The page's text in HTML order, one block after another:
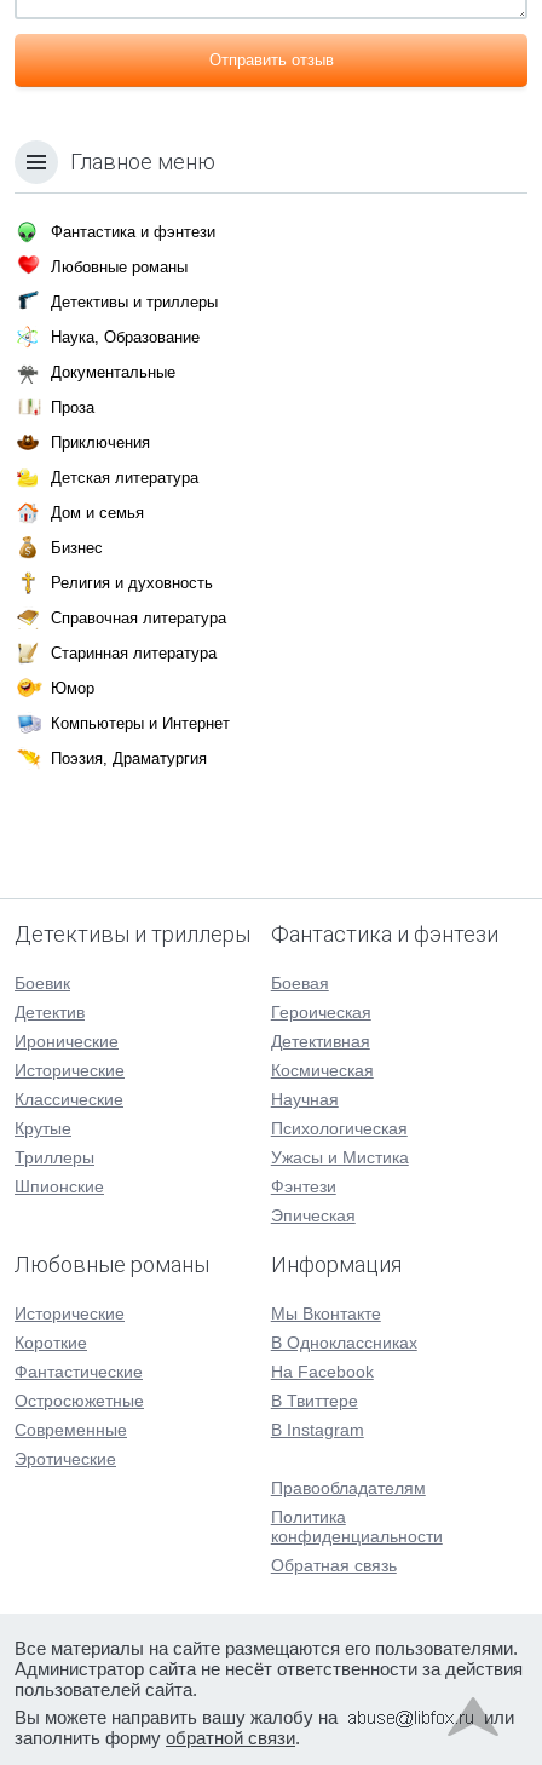
Отправить отзыв
Главное меню
Фантастика и фэнтези
Любовные романы
Детективы и триллеры
Наука, Образование
Документальные
Проза
Приключения
Детская литература
Дом и семья
Бизнес
Религия и духовность
Справочная литература
Старинная литература
Юмор
Компьютеры и Интернет
Поэзия, Драматургия
Детективы и триллеры
Боевик
Детектив
Иронические
Исторические
Классические
Крутые
Триллеры
Шпионские
Фантастика и фэнтези
Боевая
Героическая
Детективная
Космическая
Научная
Психологическая
Ужасы и Мистика
Фэнтези
Эпическая
Любовные романы
Исторические
Короткие
Фантастические
Остросюжетные
Современные
Эротические
Информация
Мы Вконтакте
В Одноклассниках
На Facebook
В Твиттере
В Instagram
Правообладателям
Политика
конфиденциальности
Обратная связь
Все материалы на сайте размещаются его пользователями.
Администратор сайта не несёт ответственности за действия
пользователей сайта.
Вы можете направить вашу жалобу на
или
заполнить форму обратной связи.